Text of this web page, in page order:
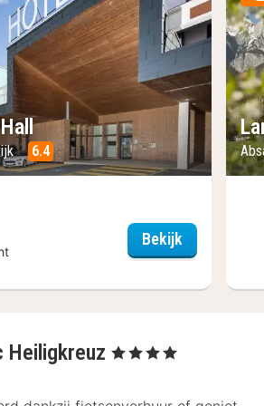
6.4
Bekijk
Heiligkreuz , 4 Sterren